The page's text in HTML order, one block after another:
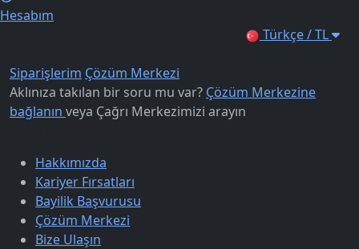
Hesabım
Türkçe / TL
Siparişlerim Çözüm Merkezi
Aklınıza takılan bir soru mu var? Çözüm Merkezine
bağlanın veya Çağrı Merkezimizi arayın
Hakkımızda
Kariyer Fırsatları
Bayilik Başvurusu
Çözüm Merkezi
Bize Ulaşın